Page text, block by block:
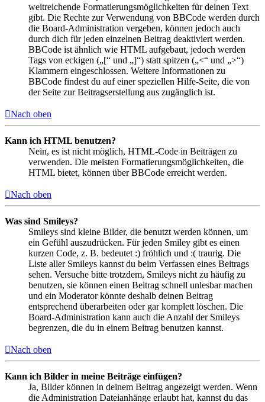
weitreichende Formatierungsmöglichkeiten für deinen Text
gibt. Die Rechte zur Verwendung von BBCode werden durch
die Board-Administration vergeben, können jedoch auch
durch dich für jeden einzelnen Beitrag deaktiviert werden.
BBCode ist ähnlich wie HTML aufgebaut, jedoch werden
Tags von eckigen („[“ und „]“) statt spitzen („<“ und „>“)
Klammern eingeschlossen. Weitere Informationen zu
BBCode findest du auf einer speziellen Hilfe-Seite, die von
der Seite zur Beitragserstellung aus zugänglich ist.
Nach oben
Kann ich HTML benutzen?
Nein, es ist nicht möglich, HTML-Code in Beiträgen zu
verwenden. Die meisten Formatierungsmöglichkeiten, die
HTML bietet, können über BBCode erreicht werden.
Nach oben
Was sind Smileys?
Smileys sind kleine Bilder, die benutzt werden können, um
ein Gefühl auszudrücken. Für jeden Smiley gibt es einen
kurzen Code, z. B. bedeutet :) fröhlich und :( traurig. Die
Liste aller Smileys kannst du beim Verfassen eines Beitrags
sehen. Versuche bitte trotzdem, Smileys nicht zu häufig zu
benutzen, sie können einen Beitrag schnell unlesbar machen
und ein Moderator könnte deshalb deinen Beitrag
entsprechend überarbeiten oder gar komplett löschen. Die
Board-Administration kann auch die Anzahl der Smileys
begrenzen, die du in einem Beitrag benutzen kannst.
Nach oben
Kann ich Bilder in meine Beiträge einfügen?
Ja, Bilder können in deinem Beitrag angezeigt werden. Wenn
die Administration Dateianhänge erlaubt hat, kannst du das